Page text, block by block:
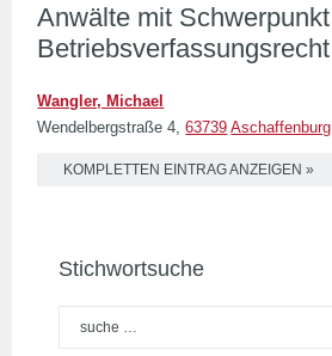
Anwälte mit Schwerpunkt
Betriebsverfassungsrecht
Wangler, Michael
Wendelbergstraße 4,63739 Aschaffenburg
KOMPLETTEN EINTRAG ANZEIGEN »
Stichwortsuche